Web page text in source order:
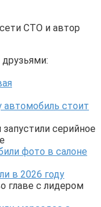
СТО и автор
автомобиль стоит
серийное
в 2026 году
главе с лидером